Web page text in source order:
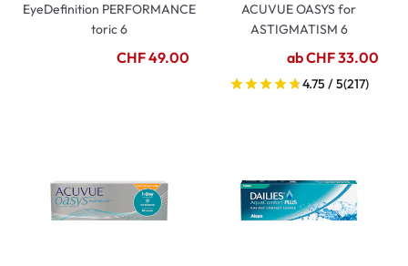
EyeDefinition PERFORMANCE
toric 6
CHF 49.00
ACUVUE OASYS for
ASTIGMATISM 6
ab CHF 33.00
4.75 / 5(217)